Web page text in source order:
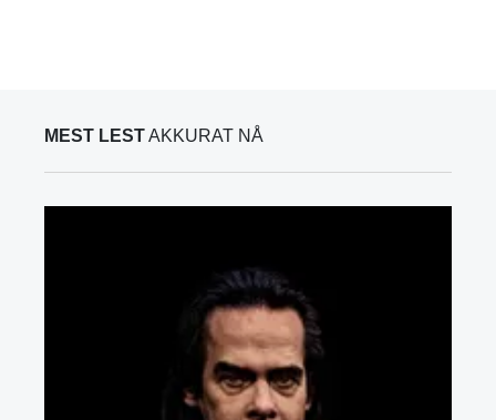
MEST LESTAKKURAT NÅ